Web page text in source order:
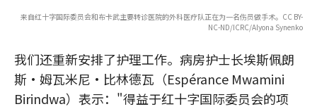
来自红十字国际委员会和布卡武主要转诊医院的外科医疗队正在为一名伤员做手术。CC BY-
NC-ND/ICRC/Alyona Synenko
我们还重新安排了护理工作。病房护士长埃斯佩朗
斯·姆瓦米尼·比林德瓦（Espérance Mwamini
Birindwa）表示："得益于红十字国际委员会的项